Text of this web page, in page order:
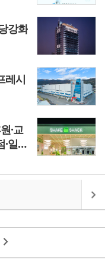
강화
레시
·교
일동